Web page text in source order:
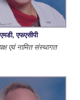
एफएसीपी
एवं नामित संस्थागत